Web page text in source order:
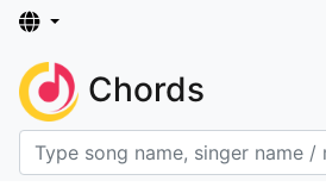
Chords